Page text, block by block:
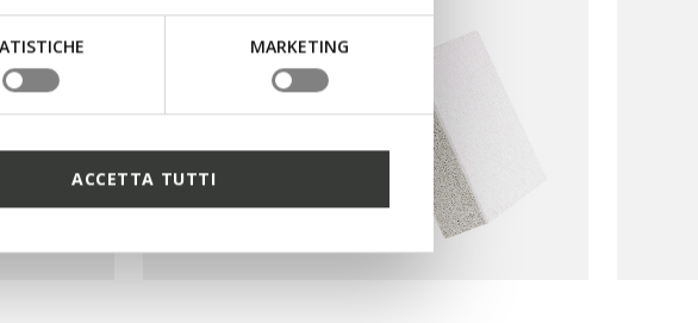
MARKETING
ACCETTA TUTTI